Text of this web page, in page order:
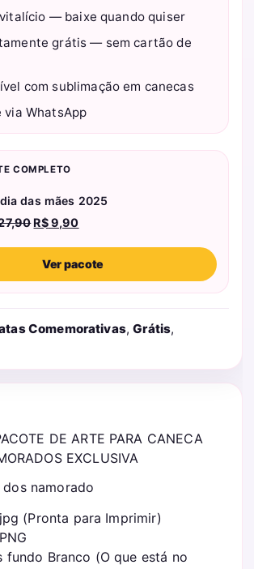
— baixe quando quiser
grátis — sem cartão de
com sublimação em canecas
via WhatsApp
COMPLETO
das mães 2025
O
original
R$ 27,90.
R$9,90O
atual
R$ 9,90.
Ver pacote
Comemorativas,Grátis,
DE ARTE PARA CANECA
EXCLUSIVA
namorado
(Pronta para Imprimir)
fundo Branco (O que está no